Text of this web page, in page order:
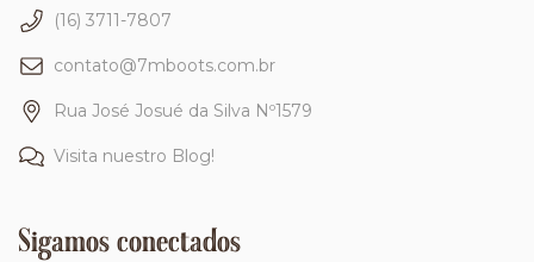
(16) 3711-7807
contato@7mboots.com.br
Rua José Josué da Silva Nº1579
Visita nuestro Blog!
Sigamos conectados